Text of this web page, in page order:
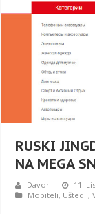
RUSKI
NA MEGA
Davor
11.
Mobiteli, Uštedi!,